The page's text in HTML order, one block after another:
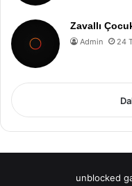
Zavallı
Admin 24
unblocked